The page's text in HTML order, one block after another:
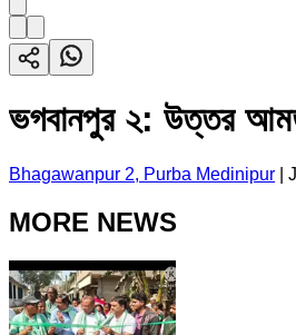
ভগবানপুর ২: উত্তর
Bhagawanpur 2, Purba Medinipur
MORE NEWS